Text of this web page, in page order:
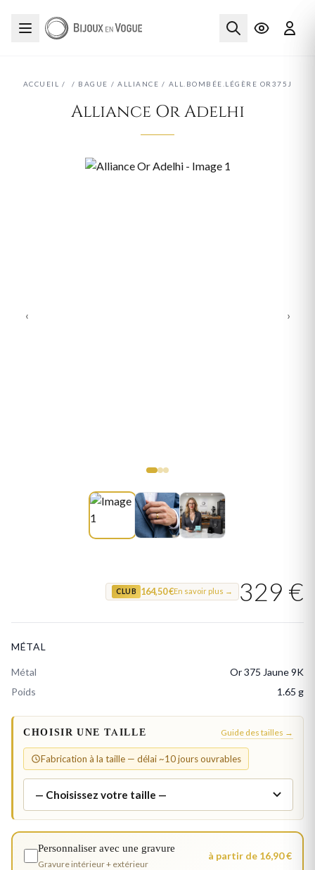
ACCUEIL / / BAGUE / ALLIANCE / ALL.BOMBÉE.LÉGÈRE OR375J
Alliance Or Adelhi
‹ ›
CLUB 164,50 €En savoir plus → 329 €
MÉTAL
Métal
Or 375 Jaune 9K
Poids
1.65 g
CHOISIR UNE TAILLE Guide des tailles →
Fabrication à la taille — délai ~10 jours ouvrables
Personnaliser avec une gravure
Gravure intérieur + extérieur
à partir de 16,90 €